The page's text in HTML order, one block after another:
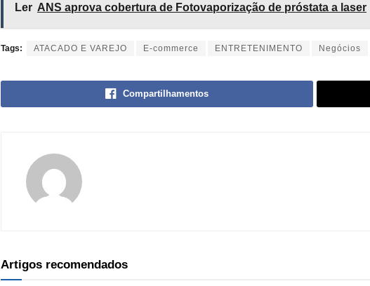
Ler ANS aprova cobertura de Fotovaporização de próstata a laser
Tags: ATACADO E VAREJO E-commerce ENTRETENIMENTO Negócios
Compartilhamentos
Artigos recomendados